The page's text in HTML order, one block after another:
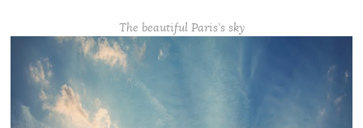
The beautiful Paris’s sky